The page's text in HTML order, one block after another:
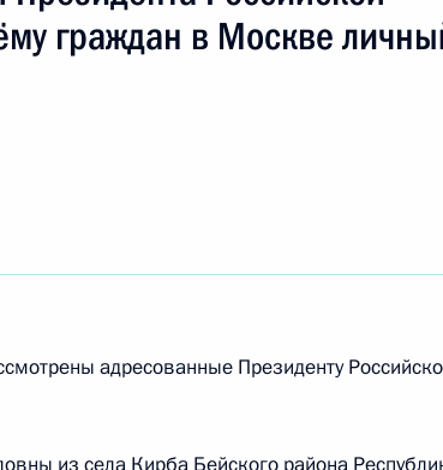
темы
данного по итогам личного приёма в
граждан в Москве
адресованные Президенту